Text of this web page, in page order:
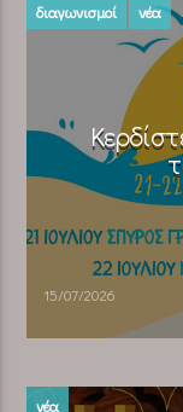
διαγωνισμοί νέα
15/07/2026
νέα